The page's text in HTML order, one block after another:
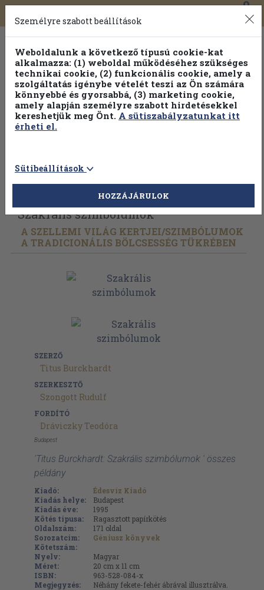
Toggle
navigation
0
Válogasson több mint 1.000.000 kiadványunk közül
100% kedvezménnyel!
Vissza az előző oldalra Válasszon példányt
Szakrális szimbólumok
A SZELLEMI VILÁG KERTJEI/SZIMBÓLUMOK
A TRADICIONÁLIS BÖLCSESSÉG TÜKRÉBEN
SZERZŐ
Titus Burckhardt
SZERKESZTŐ
Szongott Rudulf
FORDÍTÓ
Dráviczky Teodóra
Budapest
'Titus Burckhardt: Szakrális szimbólumok ' összes
példány
Kiadó:
Édesvíz Kiadó
Kiadás helye:
Budapest
Kiadás éve:
1995
Kötés típusa:
Ragasztott papírkötés
Oldalszám:
171 oldal
Sorozatcím:
Géniusz könyvek
Kötetszám:
Nyelv:
Magyar
Méret:
20 cm x 11 cm
ISBN:
963-528-084-x
Megjegyzés:
Néhány fekete-fehér ábrával illusztrálva.
Személyre szabott beállítások
Weboldalunk a következő típusú cookie-kat
alkalmazza: (1) weboldal működéséhez szükséges
technikai cookie, (2) funkcionális cookie, amely a
szolgáltatás igénybe vételét teszi az Ön számára
könnyebbé és gyorsabbá, (3) marketing cookie,
amely alapján személyre szabott hirdetésekkel
kereshetjük meg Önt. A sütiszabályzatunkat itt
érheti el.
Sütibeállítások
HOZZÁJÁRULOK